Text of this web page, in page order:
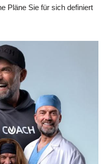
Pläne Sie für sich definiert